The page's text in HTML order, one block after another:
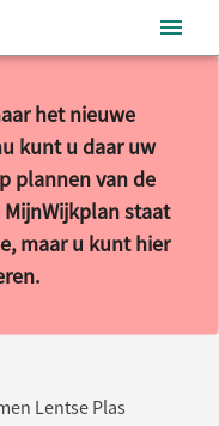
het nieuwe
kunt u daar uw
plannen van de
staat
maar u kunt hier
Lentse Plas